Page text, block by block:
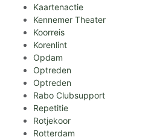
Kaartenactie
Kennemer Theater
Koorreis
Korenlint
Opdam
Optreden
Optreden
Rabo Clubsupport
Repetitie
Rotjekoor
Rotterdam